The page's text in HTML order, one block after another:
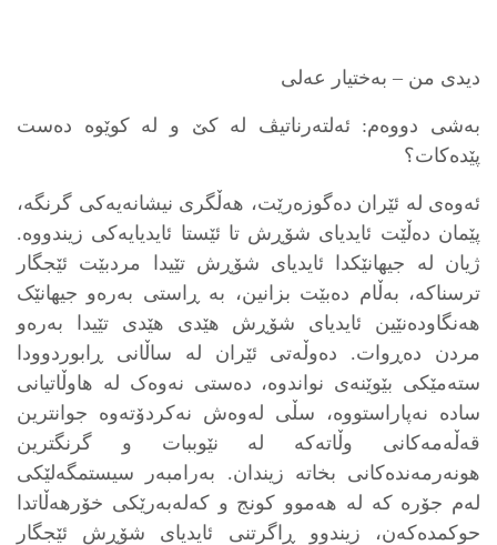
دیدی من – به‌ختیار عه‌لی
بەشی دووەم: ئەلتەرناتیڤ لە کێ و لە کوێوە دەست
پێدەکات؟
ئەوەی لە ئێران دەگوزەرێت، هەڵگری نیشانەیەکی گرنگە،
پێمان دەڵێت ئایدیای شۆڕش تا ئێستا ئایدیایەکی زیندووە.
ژیان لە جیهانێکدا ئایدیای شۆڕش تێیدا مردبێت ئێجگار
ترسناکە، بەڵام دەبێت بزانین، بە ڕاستی بەرەو جیهانێک
هەنگاودەنێین ئایدیای شۆڕش هێدی هێدی تێیدا بەرەو
مردن دەڕوات. دەوڵەتی ئێران لە ساڵانی ڕابوردوودا
ستەمێکی بێوێنەی نواندوە، دەستی نەوەک لە هاوڵاتیانی
سادە نەپاراستووە، سڵی لەوەش نەکردۆتەوە جوانترین
قەڵەمەکانی وڵاتەکە لە نێوببات و گرنگترین
هونەرمەندەکانی بخاتە زیندان. بەرامبەر سیستمگەلێکی
لەم جۆرە کە لە هەموو کونج و کەلەبەرێکی خۆرهەڵاتدا
حوکمدەکەن، زیندوو ڕاگرتنی ئایدیای شۆڕش ئێجگار